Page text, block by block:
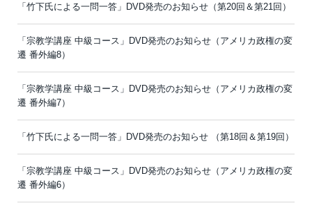
「竹下氏による一問一答」DVD発売のお知らせ（第20回＆第21回）
「宗教学講座 中級コース」DVD発売のお知らせ（アメリカ政権の変
遷 番外編8）
「宗教学講座 中級コース」DVD発売のお知らせ（アメリカ政権の変
遷 番外編7）
「竹下氏による一問一答」DVD発売のお知らせ （第18回＆第19回）
「宗教学講座 中級コース」DVD発売のお知らせ（アメリカ政権の変
遷 番外編6）